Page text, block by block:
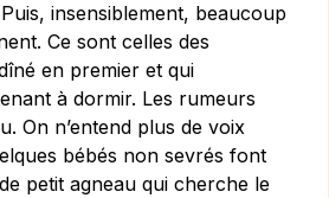
insensiblement, beaucoup
Ce sont celles des
en premier et qui
à dormir. Les rumeurs
On n’entend plus de voix
bébés non sevrés font
petit agneau qui cherche le